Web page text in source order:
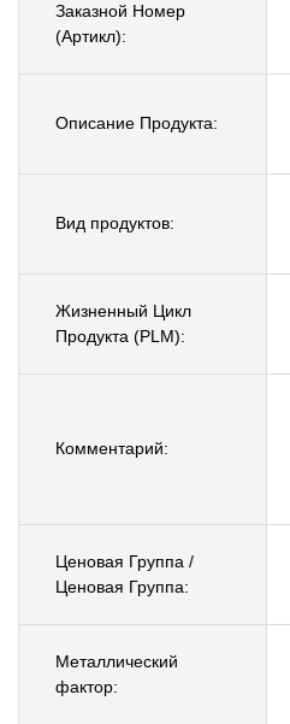
Заказной Номер
(Артикл):
Описание Продукта:
Вид продуктов:
Жизненный Цикл
Продукта (PLM):
Комментарий:
Ценовая Группа /
Ценовая Группа:
Металлический
фактор: